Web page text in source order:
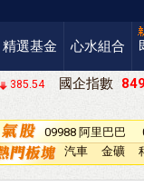
精選基金 心水組合
385.54 國企指數
09988 阿里巴巴
－Ｗ汽車
金礦